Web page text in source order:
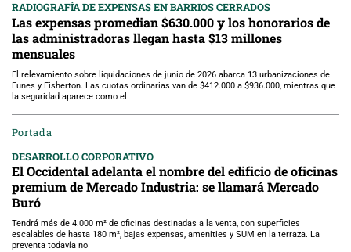
RADIOGRAFÍA DE EXPENSAS EN BARRIOS CERRADOS
Las expensas promedian $630.000 y los honorarios de
las administradoras llegan hasta $13 millones
mensuales
El relevamiento sobre liquidaciones de junio de 2026 abarca 13 urbanizaciones de
Funes y Fisherton. Las cuotas ordinarias van de $412.000 a $936.000, mientras que
la seguridad aparece como el
Portada
DESARROLLO CORPORATIVO
El Occidental adelanta el nombre del edificio de oficinas
premium de Mercado Industria: se llamará Mercado
Buró
Tendrá más de 4.000 m² de oficinas destinadas a la venta, con superficies
escalables de hasta 180 m², bajas expensas, amenities y SUM en la terraza. La
preventa todavía no